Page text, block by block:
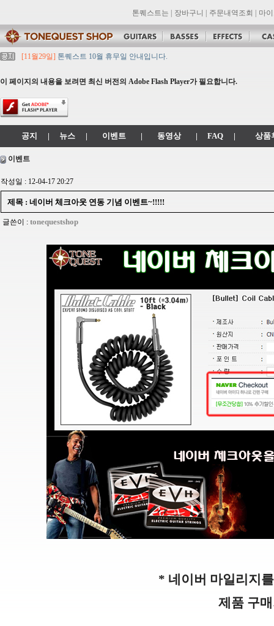
톤퀘스트는 장바구니 주문내역조회 마
[11월29일] 톤퀘스트 10월 휴무일 안내입니다.
[11월29일]톤퀘스트쇼핑몰 리뉴얼 되었습니다. -> .com 에서 .co.kr 로 변경됩
[11월29일]
[대리점 모집] Gretsch, Jackson 대리점 모집!! 그레치기타, 잭슨기
이 페이지의 내용을 보려면 최신 버전의 Adobe Flash Player가 필요합니다.
공지 | 뉴스 | 이벤트 | 동영상 | FAQ | 상품
이벤트
작성일 : 12-04-17 20:27
제목 : 네이버 체크아웃 연동 기념 이벤트~!!!!!
글쓴이 : tonequestshop
* 네이버 마일리지
제품 구